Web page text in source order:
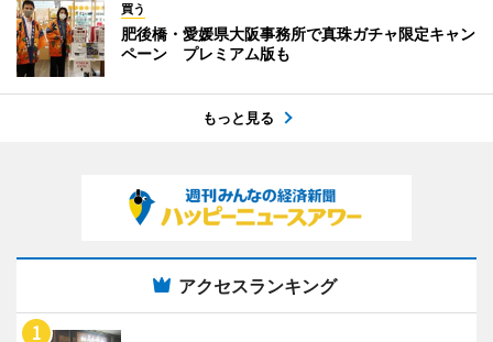
買う
肥後橋・愛媛県大阪事務所で真珠ガチャ限定キャン
ペーン プレミアム版も
もっと見る
アクセスランキング